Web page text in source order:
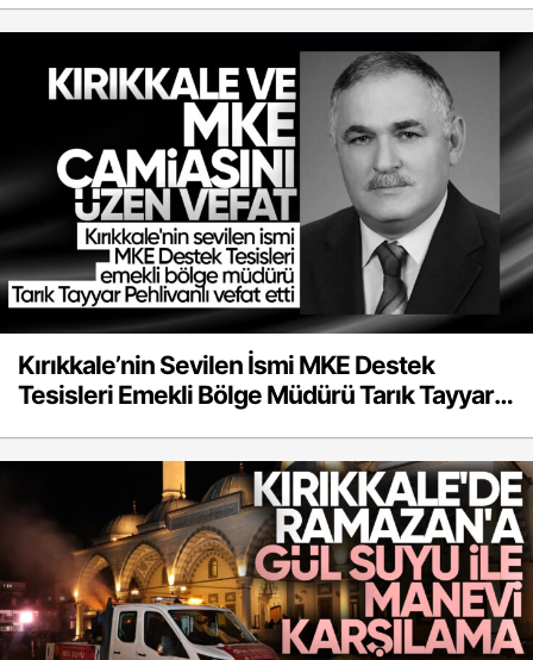
Kırıkkale’nin Sevilen İsmi MKE Destek
Tesisleri Emekli Bölge Müdürü Tarık Tayyar